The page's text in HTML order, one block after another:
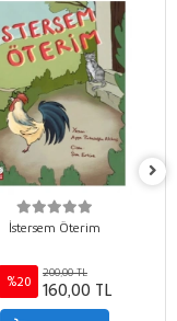
İstersem Öterim
%20
200,00 TL
160,00 TL